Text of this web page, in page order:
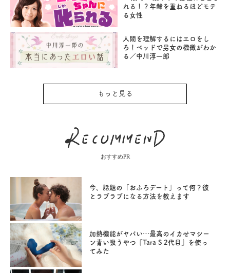
れる！？年齢を重ねるほどモテ
る女性
人間を理解するにはエロをし
ろ！ベッドで男女の機微がわか
る／中川淳一郎
もっと見る
おすすめPR
今、話題の「おふろデート」って何？彼
とラブラブになる方法を教えます
加熱機能がヤバい…最高のイカせマシー
ン青い吸うやつ『Tara S 2代目』を使っ
てみた